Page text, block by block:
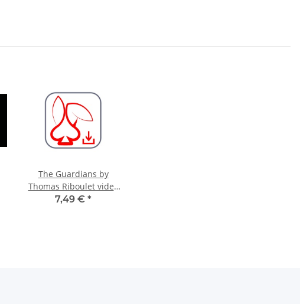
The Guardians by
Thomas Riboulet video
DOWNLOAD
7,49 € *